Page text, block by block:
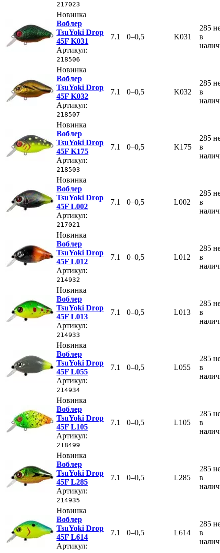
217023
Новинка
Воблер
TsuYoki Drop
45F K031
Артикул:
218506
7.1 0–0,5 K031
285
в
Новинка
Воблер
TsuYoki Drop
45F K032
Артикул:
218507
7.1 0–0,5 K032
285
в
Новинка
Воблер
TsuYoki Drop
45F K175
Артикул:
218503
7.1 0–0,5 K175
285
в
Новинка
Воблер
TsuYoki Drop
45F L002
Артикул:
217021
7.1 0–0,5 L002
285
в
Новинка
Воблер
TsuYoki Drop
45F L012
Артикул:
214932
7.1 0–0,5 L012
285
в
Новинка
Воблер
TsuYoki Drop
45F L013
Артикул:
214933
7.1 0–0,5 L013
285
в
Новинка
Воблер
TsuYoki Drop
45F L055
Артикул:
214934
7.1 0–0,5 L055
285
в
Новинка
Воблер
TsuYoki Drop
45F L105
Артикул:
218499
7.1 0–0,5 L105
285
в
Новинка
Воблер
TsuYoki Drop
45F L285
Артикул:
214935
7.1 0–0,5 L285
285
в
Новинка
Воблер
TsuYoki Drop
45F L614
Артикул:
7.1 0–0,5 L614
285
в